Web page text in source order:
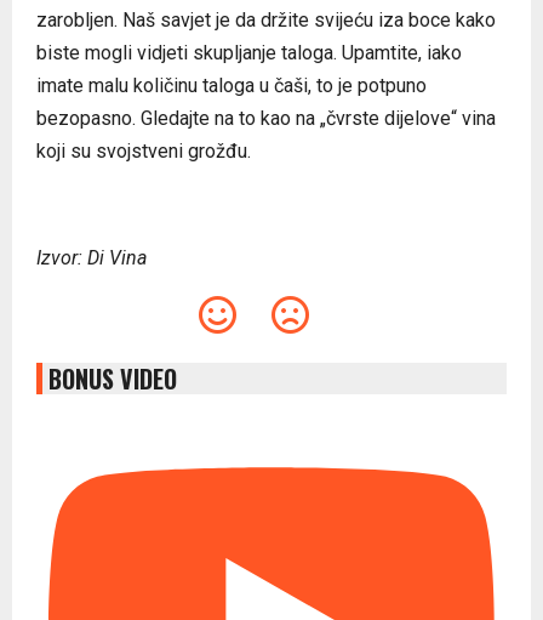
zarobljen. Naš savjet je da držite svijeću iza boce kako
biste mogli vidjeti skupljanje taloga. Upamtite, iako
imate malu količinu taloga u čaši, to je potpuno
bezopasno. Gledajte na to kao na „čvrste dijelove“ vina
koji su svojstveni grožđu.
Izvor: Di Vina
BONUS VIDEO